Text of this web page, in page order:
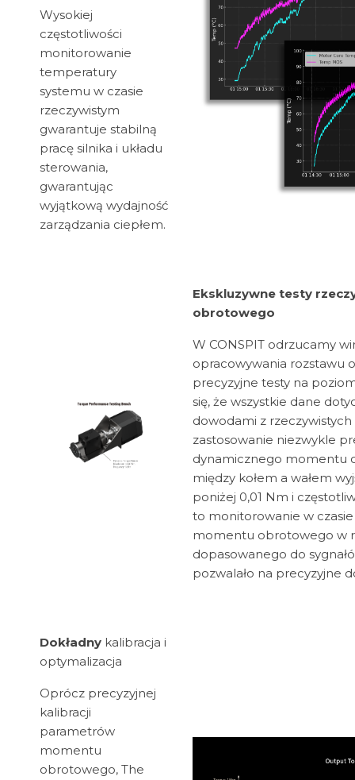
Wysokiej
częstotliwości
monitorowanie
temperatury
systemu w czasie
rzeczywistym
gwarantuje stabilną
pracę silnika i układu
sterowania,
gwarantując
wyjątkową wydajność
zarządzania ciepłem.
Ekskluzywne testy
obrotowego
W CONSPIT odrzucamy
opracowywania rozstawu
precyzyjne testy na
się, że wszystkie dane
dowodami z
zastosowanie niezwykle
dynamicznego momentu
między kołem a wałem
poniżej 0,01 Nm i
to monitorowanie w
momentu obrotowego w
dopasowanego do
pozwalało na precyzyjne
Dokładny kalibracja i
optymalizacja
Oprócz precyzyjnej
kalibracji
parametrów
momentu
obrotowego, The